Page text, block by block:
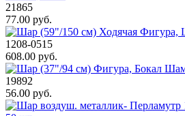
21865
77.00 руб.
1208-0515
608.00 руб.
19892
56.00 руб.